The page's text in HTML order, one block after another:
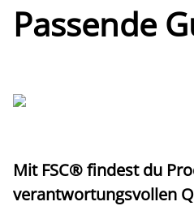
Passende
Mit FSC® findest du
verantwortungsvollen